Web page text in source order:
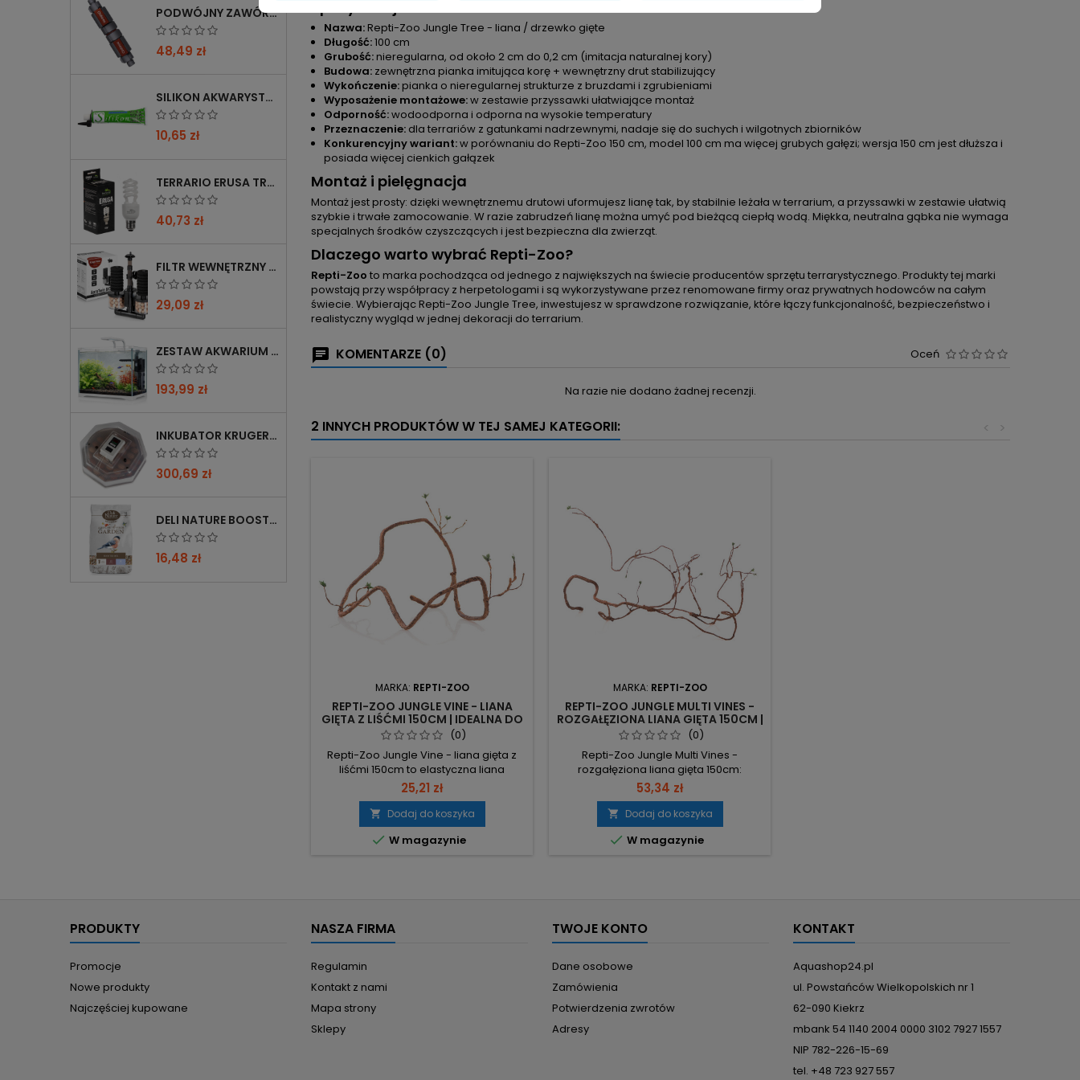
PODWÓJNY ZAWÓR CHIHIROS DOUBLE TAP 12/16→16/22 Z REDUKCJĄ 12→16 MM
48,49 zł
SILIKON AKWARYSTYCZNY 60 ML CZARNY
10,65 zł
TERRARIO ERUSA TROPICAL UVB 5.0 ŻARÓWKA SPIRALNA 13W - IDEALNA DO TROPIKALNYCH TERRARIÓW
40,73 zł
FILTR WEWNĘTRZNY GĄBKOWY KRUGER MEIER AEROTWIN BIO S Z BIOFILTRACJĄ
29,09 zł
ZESTAW AKWARIUM KRUGER MEIER SHRIMP!ONE PRO 50 25 L DLA KREWETEK
193,99 zł
INKUBATOR KRUGER MEIER PROLEXOR 60 NA 60 JAJ Z TERMOSTATEM
300,69 zł
DELI NATURE BOOSTER MIX 850G - PRZYCIĄGA PTAKI ZIMĄ, BOGATY W WITAMINY
16,48 zł
Specyfikacja
Nazwa:Repti-Zoo Jungle Tree - liana / drzewko gięte
Długość:100 cm
Grubość:nieregularna, od około 2 cm do 0,2 cm (imitacja naturalnej kory)
Budowa: zewnętrzna pianka imitująca korę + wewnętrzny drut stabilizujący
Wykończenie:pianka o nieregularnej strukturze z bruzdami i zgrubieniami
Wyposażenie montażowe:w zestawie przyssawki ułatwiające montaż
Odporność:wodoodporna i odporna na wysokie temperatury
Przeznaczenie: dla terrariów z gatunkami nadrzewnymi, nadaje się do suchych i wilgotnych zbiorników
Konkurencyjny wariant:w porównaniu do Repti-Zoo 150 cm, model 100 cm ma więcej grubych gałęzi; wersja 150 cm jest dłuższa i
posiada więcej cienkich gałązek
Montaż i pielęgnacja
Montaż jest prosty: dzięki wewnętrznemu drutowi uformujesz lianę tak, by stabilnie leżała w terrarium, a przyssawki w zestawie ułatwią
szybkie i trwałe zamocowanie. W razie zabrudzeń lianę można umyć pod bieżącą ciepłą wodą. Miękka, neutralna gąbka nie wymaga
specjalnych środków czyszczących i jest bezpieczna dla zwierząt.
Dlaczego warto wybrać Repti-Zoo?
Repti-Zoo to marka pochodząca od jednego z największych na świecie producentów sprzętu terrarystycznego. Produkty tej marki
powstają przy współpracy z herpetologami i są wykorzystywane przez renomowane firmy oraz prywatnych hodowców na całym
świecie. Wybierając Repti-Zoo Jungle Tree, inwestujesz w sprawdzone rozwiązanie, które łączy funkcjonalność, bezpieczeństwo i
realistyczny wygląd w jednej dekoracji do terrarium.
KOMENTARZE (0) Oceń
Na razie nie dodano żadnej recenzji.
2 INNYCH PRODUKTÓW W TEJ SAMEJ KATEGORII: >
<
MARKA: REPTI-ZOO
REPTI-ZOO JUNGLE VINE - LIANA
GIĘTA Z LIŚĆMI 150CM | IDEALNA DO
TERRARIUM(0)
Repti-Zoo Jungle Vine - liana gięta z
liśćmi 150cm to elastyczna liana
terrarystyczna dla gatunków
nadrzewnych, przeznaczona do
suchych i wilgotnych terrariów. 150 cm
długości – znaczne powiększenie
przestrzeni wspinaczkowej w
25,21 zł
 Dodaj do koszyka
 W magazynie
MARKA: REPTI-ZOO
REPTI-ZOO JUNGLE MULTI VINES -
ROZGAŁĘZIONA LIANA GIĘTA 150CM |
IDEALNA DO TERRARIUM
(0)
Repti-Zoo Jungle Multi Vines -
rozgałęziona liana gięta 150cm:
elastyczna liana z piankowym
pokryciem i drutem wewnętrznym dla
zwierząt nadrzewnych. Długość 150 cm
– zwiększa przestrzeń życiową w
terrariach poziomych i pionowych.
53,34 zł
 Dodaj do koszyka
 W magazynie
PRODUKTY
Promocje
Nowe produkty
Najczęściej kupowane
NASZA FIRMA
Regulamin
Kontakt z nami
Mapa strony
Sklepy
TWOJE KONTO
Dane osobowe
Zamówienia
Potwierdzenia zwrotów
Adresy
KONTAKT
Aquashop24.pl
ul. Powstańców Wielkopolskich nr 1
62-090 Kiekrz
mbank 54 1140 2004 0000 3102 7927 1557
NIP 782-226-15-69
tel. +48 723 927 557